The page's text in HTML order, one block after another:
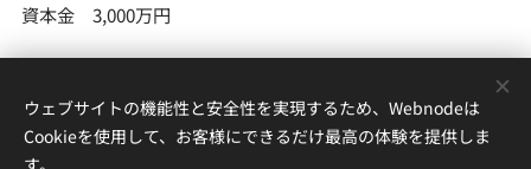
資本金 3,000万円
株式会社アイビックス ～ 〒955-0041 新潟県三条市三竹１丁目１
ウェブサイトの機能性と安全性を実現するため、Webnodeは
Cookieを使用して、お客様にできるだけ最高の体験を提供しま
す。